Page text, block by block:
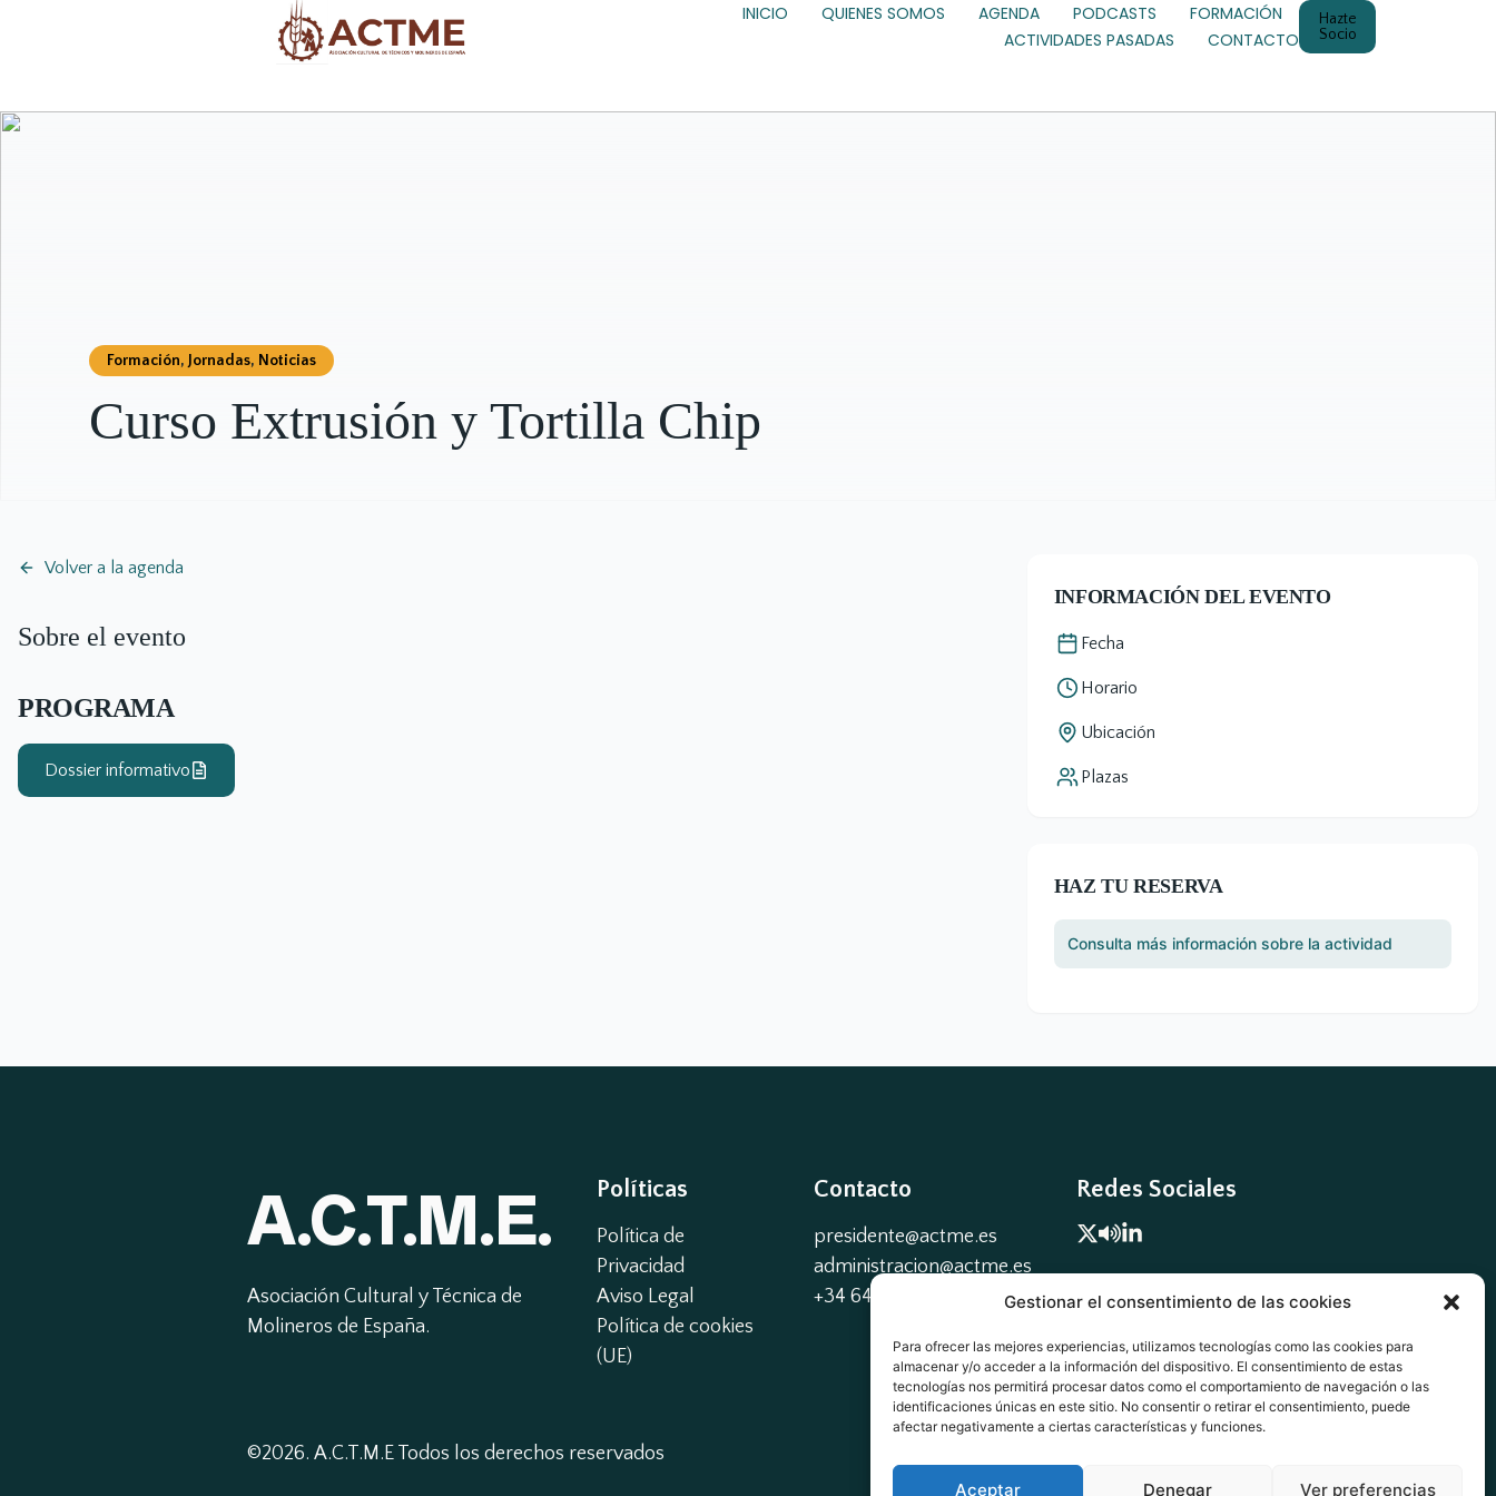
Gestionar el consentimiento de las cookies
Para ofrecer las mejores experiencias, utilizamos tecnologías como las cookies para
almacenar y/o acceder a la información del dispositivo. El consentimiento de estas
tecnologías nos permitirá procesar datos como el comportamiento de navegación o las
identificaciones únicas en este sitio. No consentir o retirar el consentimiento, puede
afectar negativamente a ciertas características y funciones.
Aceptar Denegar Ver preferencias
INICIO QUIENES SOMOS AGENDA PODCASTS
FORMACIÓN
ACTIVIDADES PASADAS
CONTACTO
Hazte
Socio
Formación, Jornadas, Noticias
Curso Extrusión y Tortilla Chip
Volver a la agenda
Sobre el evento
PROGRAMA
Dossier informativo
INFORMACIÓN DEL EVENTO
Fecha
Horario
Ubicación
Plazas
HAZ TU RESERVA
Consulta más información sobre la actividad
A.C.T.M.E.
Asociación Cultural y Técnica de
Molineros de España.
Políticas
Política de
Privacidad
Aviso Legal
Política de cookies
(UE)
Contacto
presidente@actme.es
administracion@actme.es
+34 647 66 63 18
Redes Sociales
©2026. A.C.T.M.E Todos los derechos reservados